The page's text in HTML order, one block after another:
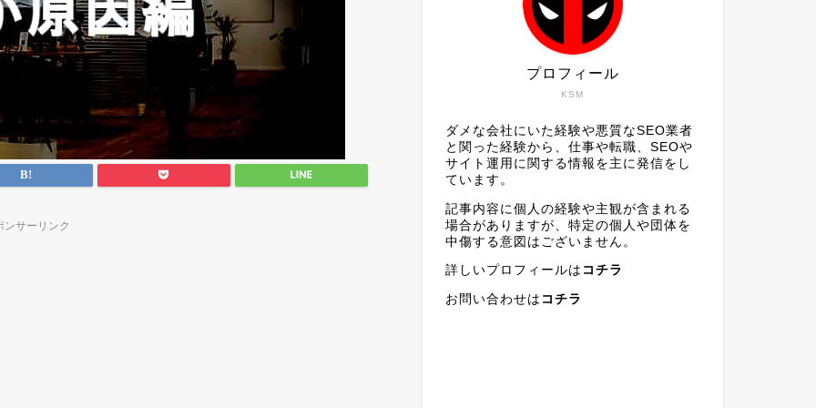
ンサーリンク
KSM
プロフィール
ダメな会社にいた経験や悪質なSEO業者
と関った経験から、仕事や転職、SEOや
サイト運用に関する情報を主に発信をし
ています。
記事内容に個人の経験や主観が含まれる
場合がありますが、特定の個人や団体を
中傷する意図はございません。
詳しいプロフィールは コチラ
お問い合わせは コチラ